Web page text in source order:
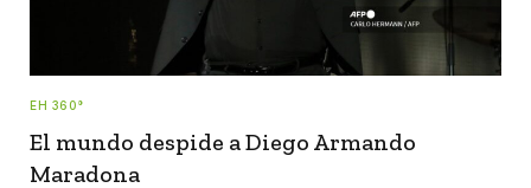
EH 360°
El mundo despide a Diego Armando
Maradona